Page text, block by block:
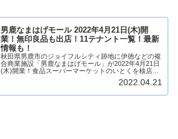
男鹿なまはげモール 2022年4月21日(木)開
業！無印良品も出店！11テナント一覧！最新
情報も！
秋田県男鹿市のジョイフルシティ跡地に伊徳などの複
合商業施設「男鹿なまはげモール」が2022年4月21日
(木)開業！食品スーパーマーケットのいとくを核店舗
にドラッグストアや100円ショップなど11店舗が出店
予定です！男鹿なまはげモールがどのよ...2022.04.21